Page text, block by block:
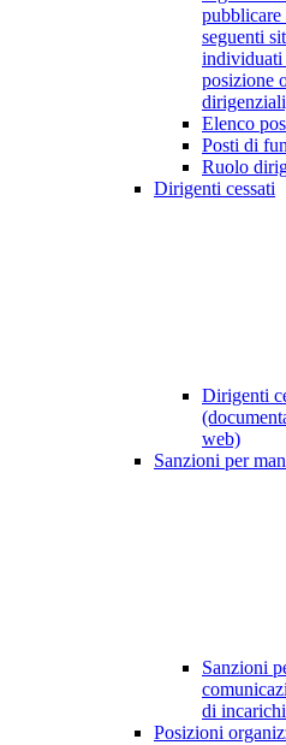
pubblicare
seguenti
individuati
posizione
Elenco
Posti di
Ruolo
Dirigenti cessati
Dirigenti
web)
Sanzioni per
Sanzioni
di
Posizioni